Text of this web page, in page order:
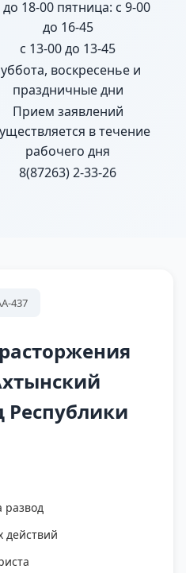
до 18-00 пятница: с 9-00
до 16-45
с 13-00 до 13-45
воскресенье и
праздничные дни
Прием заявлений
в течение
рабочего дня
8(87263) 2-33-26
437
Республики
развод
действий